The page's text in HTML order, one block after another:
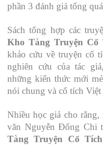
phần 3 đánh giá tổng
Sách tổng hợp các
Kho Tàng Truyện Cổ
khảo cứu về truyện cổ
nghiên cứu của tác
những kiến thức mới
nói chung và cổ tích
Nhiều học giả cho
văn Nguyễn Đổng Chi
Tàng Truyện Cổ